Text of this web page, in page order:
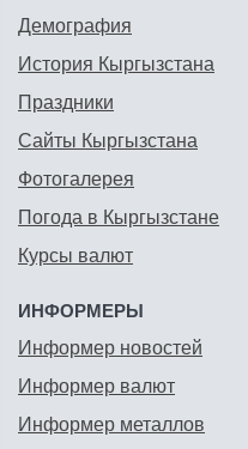
Демография
История Кыргызстана
Праздники
Сайты Кыргызстана
Фотогалерея
Погода в Кыргызстане
Курсы валют
ИНФОРМЕРЫ
Информер новостей
Информер валют
Информер металлов